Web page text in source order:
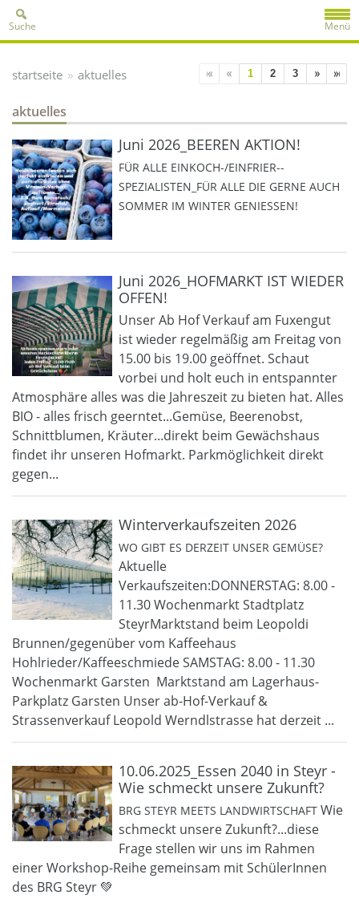
Menü
Suche
startseite » aktuelles 1 2 3
aktuelles
Juni 2026_BEEREN AKTION!
FÜR ALLE EINKOCH-/EINFRIER--
SPEZIALISTEN_FÜR ALLE DIE GERNE AUCH
SOMMER IM WINTER GENIESSEN!
Juni 2026_HOFMARKT IST WIEDER
OFFEN!
Unser Ab Hof Verkauf am Fuxengut
ist wieder regelmäßig am Freitag von
15.00 bis 19.00 geöffnet. Schaut
vorbei und holt euch in entspannter
Atmosphäre alles was die Jahreszeit zu bieten hat. Alles
BIO - alles frisch geerntet...Gemüse, Beerenobst,
Schnittblumen, Kräuter...direkt beim Gewächshaus
findet ihr unseren Hofmarkt. Parkmöglichkeit direkt
gegen...
Winterverkaufszeiten 2026
WO GIBT ES DERZEIT UNSER GEMÜSE?
Aktuelle
Verkaufszeiten:DONNERSTAG: 8.00 -
11.30 Wochenmarkt Stadtplatz
SteyrMarktstand beim Leopoldi
Brunnen/gegenüber vom Kaffeehaus
Hohlrieder/Kaffeeschmiede SAMSTAG: 8.00 - 11.30
Wochenmarkt Garsten Marktstand am Lagerhaus-
Parkplatz Garsten Unser ab-Hof-Verkauf &
Strassenverkauf Leopold Werndlstrasse hat derzeit ...
10.06.2025_Essen 2040 in Steyr -
Wie schmeckt unsere Zukunft?
BRG STEYR MEETS LANDWIRTSCHAFT Wie
schmeckt unsere Zukunft?...diese
Frage stellen wir uns im Rahmen
einer Workshop-Reihe gemeinsam mit SchülerInnen
des BRG Steyr 💚